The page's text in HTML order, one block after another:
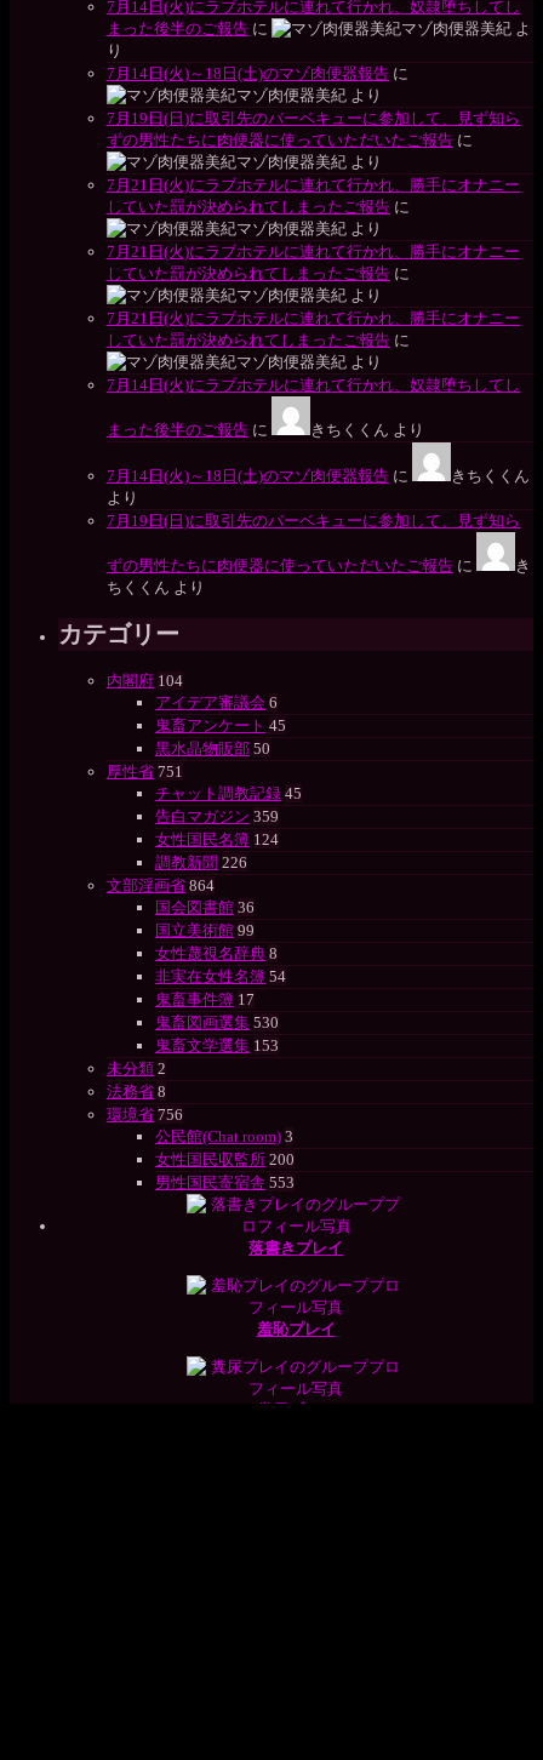
7月14日(火)にラブホテルに連れて行かれ、奴隷堕ちしてし
まった後半のご報告 に マゾ肉便器美紀 よ
り
7月14日(火)～18日(土)のマゾ肉便器報告 に
マゾ肉便器美紀 より
7月19日(日)に取引先のバーベキューに参加して、見ず知ら
ずの男性たちに肉便器に使っていただいたご報告 に
マゾ肉便器美紀 より
7月21日(火)にラブホテルに連れて行かれ、勝手にオナニー
していた罰が決められてしまったご報告 に
マゾ肉便器美紀 より
7月21日(火)にラブホテルに連れて行かれ、勝手にオナニー
していた罰が決められてしまったご報告 に
マゾ肉便器美紀 より
7月21日(火)にラブホテルに連れて行かれ、勝手にオナニー
していた罰が決められてしまったご報告 に
マゾ肉便器美紀 より
7月14日(火)にラブホテルに連れて行かれ、奴隷堕ちしてし
まった後半のご報告 に きちくくん より
7月14日(火)～18日(土)のマゾ肉便器報告 に
きちくくん
より
7月19日(日)に取引先のバーベキューに参加して、見ず知ら
ずの男性たちに肉便器に使っていただいたご報告 に
き
ちくくん より
カテゴリー
内閣府 104
アイデア審議会 6
鬼畜アンケート 45
黒水晶物販部 50
厚性省 751
チャット調教記録 45
告白マガジン 359
女性国民名簿 124
調教新聞 226
文部淫画省 864
国会図書館 36
国立美術館 99
女性蔑視名辞典 8
非実在女性名簿 54
鬼畜事件簿 17
鬼畜図画選集 530
鬼畜文学選集 153
未分類 2
法務省 8
環境省 756
公民館(Chat room) 3
女性国民収監所 200
男性国民寄宿舎 553
落書きプレイ
羞恥プレイ